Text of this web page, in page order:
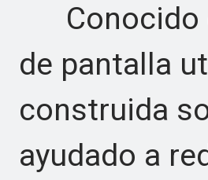
Conocido
de pantalla
construida
ayudado a